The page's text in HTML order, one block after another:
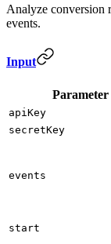
Analyze conversion
events.
Input
Parameter
apiKey
secretKey
events
start